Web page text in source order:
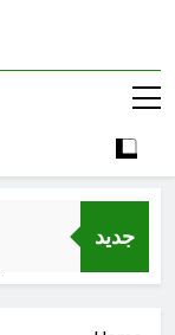
جديد